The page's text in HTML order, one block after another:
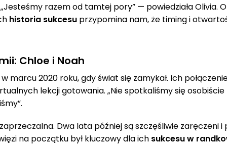
razem od tamtej pory” — powiedziała Olivia.
historia sukcesu przypomina nam, że timing i
Chloe i Noah
marcu 2020 roku, gdy świat się zamykał. Ich
lekcji gotowania. „Nie spotkaliśmy się
Dwa lata później są szczęśliwie zaręczeni i
na początku był kluczowy dla ich sukcesu w